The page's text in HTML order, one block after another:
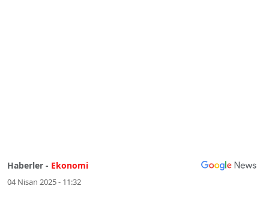
Haberler - Ekonomi
04 Nisan 2025 - 11:32